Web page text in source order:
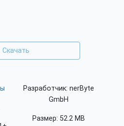
Скачать
Разработчик: nerByte
GmbH
Размер: 52.2 MB